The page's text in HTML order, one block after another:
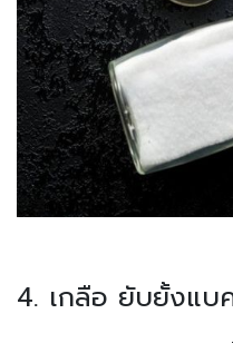
4. เกลือ ยับยั้งแบ